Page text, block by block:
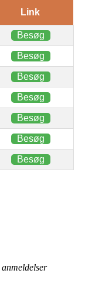
Link
Besøg
Besøg
Besøg
Besøg
Besøg
Besøg
Besøg
anmeldelser